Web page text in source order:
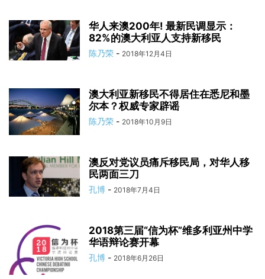
华人来澳200年! 最新民调显示：
82%的澳大利亚人支持新移民
陈乃荣 - 2018年12月4日
澳大利亚新移民不得居住在悉尼和墨
尔本？权威专家辟谣
陈乃荣 - 2018年10月9日
澳反对党议员痛斥移民局，对华人移
民两面三刀
孔博 - 2018年7月4日
2018第三届“信为杯”维多利亚州中学
华语辩论赛开幕
孔博 - 2018年6月26日